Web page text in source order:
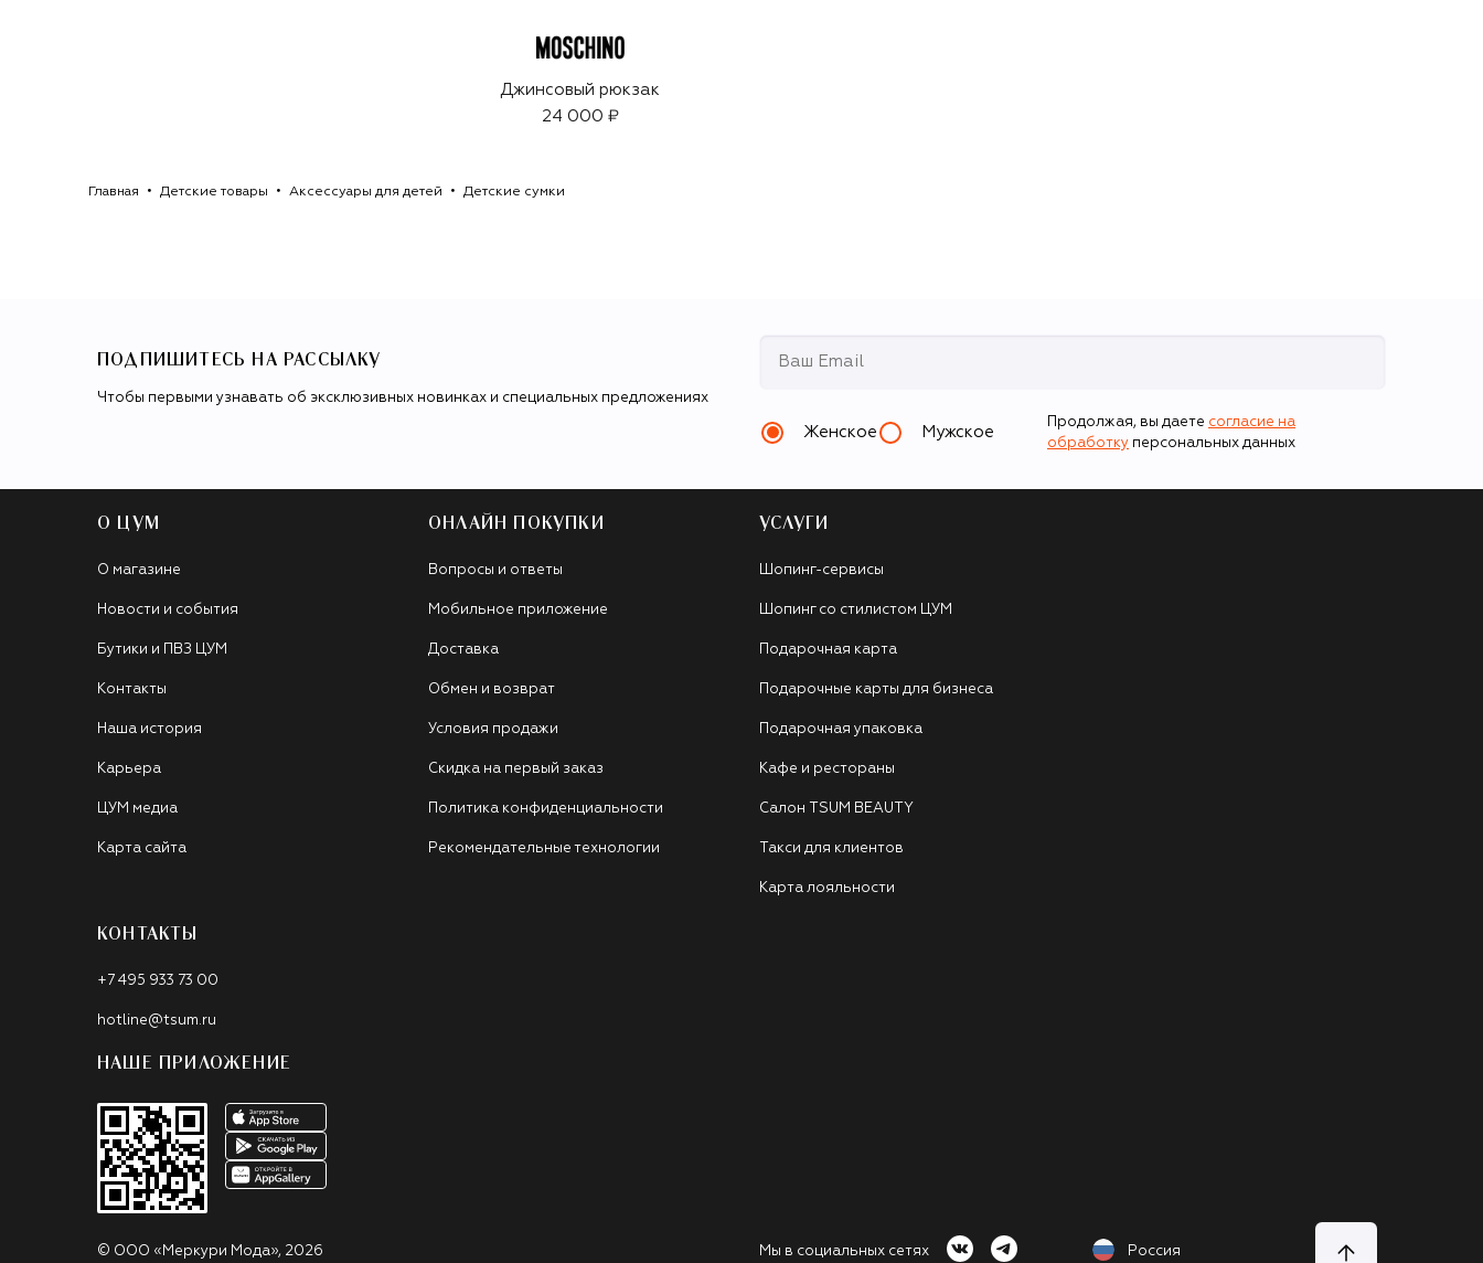
Джинсовый рюкзак
24 000 ₽
Главная Детские товары Аксессуары для детей Детские сумки
ПОДПИШИТЕСЬ НА РАССЫЛКУ
Чтобы первыми узнавать об эксклюзивных новинках и специальных предложениях
Женское Мужское
Продолжая, вы даете согласие на
обработку персональных данных
О ЦУМ
О магазине
Новости и события
Бутики и ПВЗ ЦУМ
Контакты
Наша история
Карьера
ЦУМ медиа
Карта сайта
ОНЛАЙН ПОКУПКИ
Вопросы и ответы
Мобильное приложение
Доставка
Обмен и возврат
Условия продажи
Скидка на первый заказ
Политика конфиденциальности
Рекомендательные технологии
УСЛУГИ
Шопинг-сервисы
Шопинг со стилистом ЦУМ
Подарочная карта
Подарочные карты для бизнеса
Подарочная упаковка
Кафе и рестораны
Салон TSUM BEAUTY
Такси для клиентов
Карта лояльности
КОНТАКТЫ
+7 495 933 73 00
hotline@tsum.ru
НАШЕ ПРИЛОЖЕНИЕ
© ООО «Меркури Мода», 2026 Мы в социальных сетях Россия